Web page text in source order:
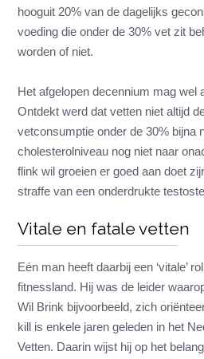
hooguit 20% van de dagelijks
voeding die onder de 30% vet zit
worden of niet.
Het afgelopen decennium mag wel
Ontdekt werd dat vetten niet altijd
vetconsumptie onder de 30% bijna
cholesterolniveau nog niet naar
flink wil groeien er goed aan doet
straffe van een onderdrukte
Vitale en fatale vetten
Eén man heeft daarbij een ‘vitale’
fitnessland. Hij was de leider
Wil Brink bijvoorbeeld, zich
kill is enkele jaren geleden in het
Vetten. Daarin wijst hij op het